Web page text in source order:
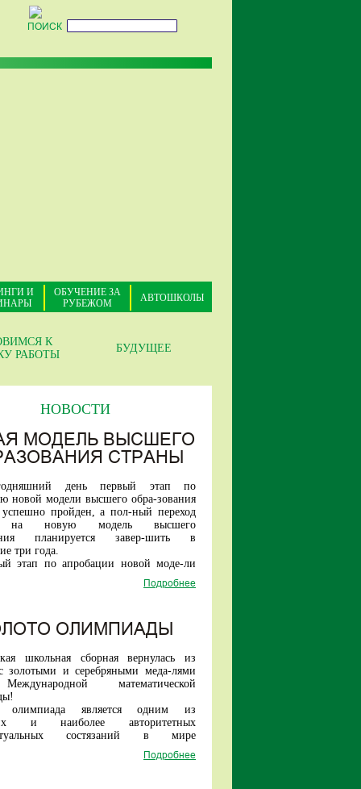
ПОИСК
И
ОБУЧЕНИЕ ЗА
РУБЕЖОМ
АВТОШКОЛЫ
К
РАБОТЫ
БУДУЩЕЕ
НОВОСТИ
МОДЕЛЬ ВЫСШЕГО
СТРАНЫ
день первый этап по
новой модели высшего обра-зования
успешно пройден, а пол-ный переход
на новую модель высшего
планируется завер-шить в
три года.
этап по апробации новой моде-ли
в проект вошли шесть ведущих
МПГУ.
текущего года в эксперименте
уже 17 вузов.
шесть вузов проекта в этому году
студентов уже только на новые
про-граммы.
новой модели высшего образо-вания
студента в один этап (быть
на рынке труда без доучивания
отделения университе-тов-
Подробнее
ОЛИМПИАДЫ
школьная сборная вернулась из
золотыми и серебряными меда-лями
математической
олимпиада является одним из
и наиболее авторитетных
состязаний в мире
среди участников из более чем 100
Подробнее